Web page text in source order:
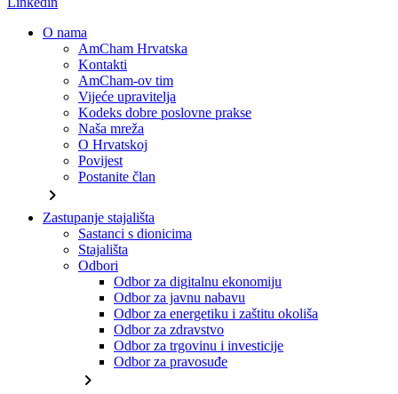
O nama
AmCham Hrvatska
Kontakti
AmCham-ov tim
Vijeće upravitelja
Kodeks dobre poslovne prakse
Naša mreža
O Hrvatskoj
Povijest
Postanite član
chevron_right
Zastupanje stajališta
Sastanci s dionicima
Stajališta
Odbori
Odbor za digitalnu ekonomiju
Odbor za javnu nabavu
Odbor za energetiku i zaštitu okoliša
Odbor za zdravstvo
Odbor za trgovinu i investicije
Odbor za pravosuđe
chevron_right